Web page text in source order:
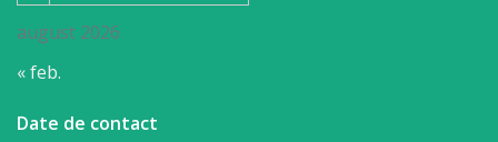
august 2026
« feb.
Date de contact